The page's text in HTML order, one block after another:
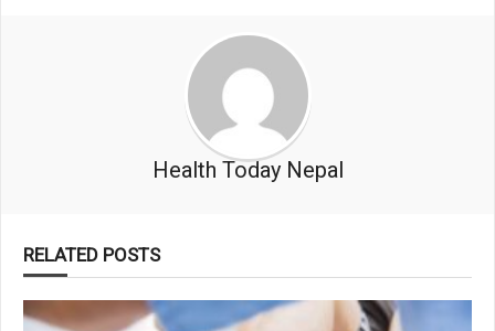
Health Today Nepal
RELATED POSTS